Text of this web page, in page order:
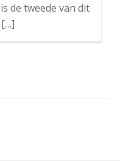
de tweede van dit
[…]